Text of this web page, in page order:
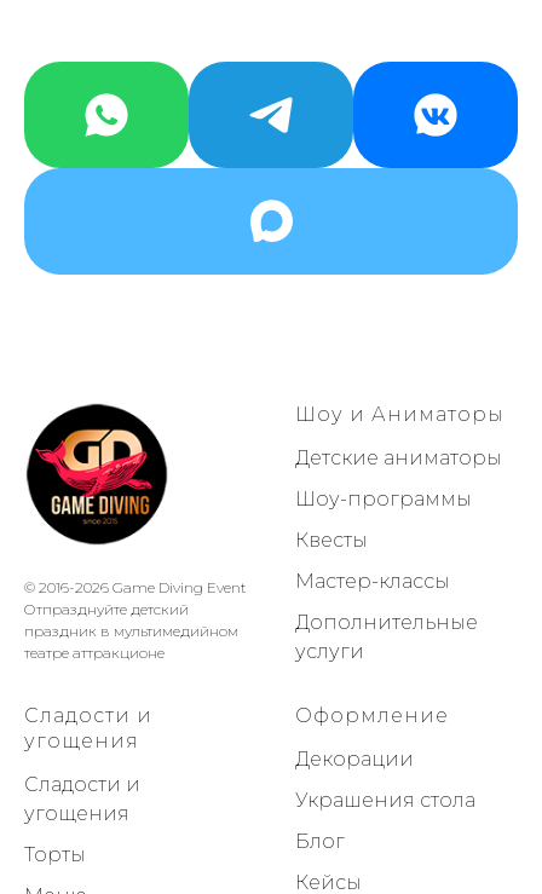
© 2016-2026 Game Diving Event
Отпразднуйте детский
праздник в мультимедийном
театре аттракционе
Шоу и Аниматоры
Детские аниматоры
Шоу-программы
Квесты
Мастер-классы
Дополнительные
услуги
Сладости и
угощения
Сладости и
угощения
Торты
Оформление
Декорации
Украшения стола
Блог
Кейсы